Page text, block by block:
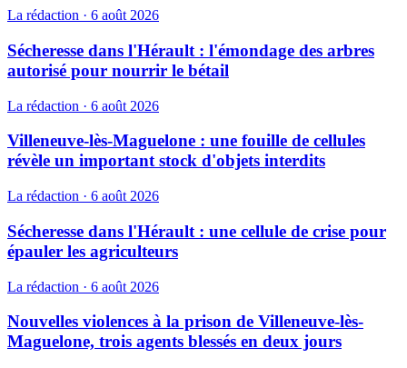
La rédaction · 6 août 2026
Sécheresse dans l'Hérault : l'émondage des arbres
autorisé pour nourrir le bétail
La rédaction · 6 août 2026
Villeneuve-lès-Maguelone : une fouille de cellules
révèle un important stock d'objets interdits
La rédaction · 6 août 2026
Sécheresse dans l'Hérault : une cellule de crise pour
épauler les agriculteurs
La rédaction · 6 août 2026
Nouvelles violences à la prison de Villeneuve-lès-
Maguelone, trois agents blessés en deux jours